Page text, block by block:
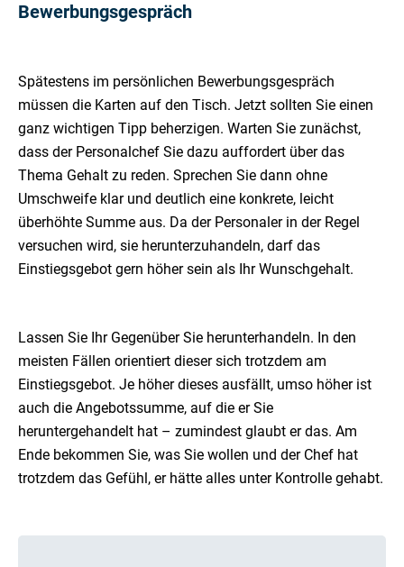
Bewerbungsgespräch
Spätestens im persönlichen Bewerbungsgespräch
müssen die Karten auf den Tisch. Jetzt sollten Sie einen
ganz wichtigen Tipp beherzigen. Warten Sie zunächst,
dass der Personalchef Sie dazu auffordert über das
Thema Gehalt zu reden. Sprechen Sie dann ohne
Umschweife klar und deutlich eine konkrete, leicht
überhöhte Summe aus. Da der Personaler in der Regel
versuchen wird, sie herunterzuhandeln, darf das
Einstiegsgebot gern höher sein als Ihr Wunschgehalt.
Lassen Sie Ihr Gegenüber Sie herunterhandeln. In den
meisten Fällen orientiert dieser sich trotzdem am
Einstiegsgebot. Je höher dieses ausfällt, umso höher ist
auch die Angebotssumme, auf die er Sie
heruntergehandelt hat – zumindest glaubt er das. Am
Ende bekommen Sie, was Sie wollen und der Chef hat
trotzdem das Gefühl, er hätte alles unter Kontrolle gehabt.